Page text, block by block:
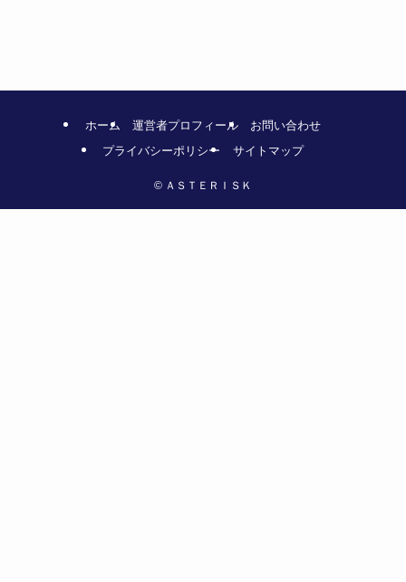
ホーム 運営者プロフィール
お問い合わせ
プライバシーポリシー
サイトマップ
© ＡＳＴＥＲＩＳＫ